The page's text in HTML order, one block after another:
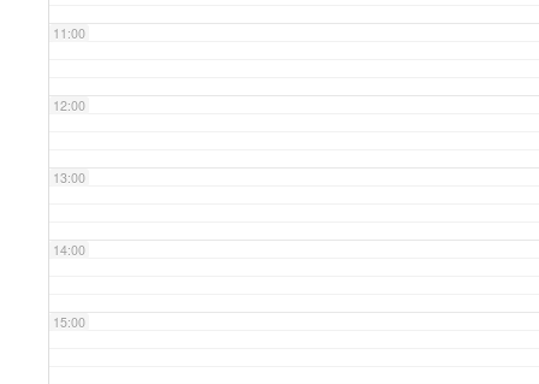
11:00
12:00
13:00
14:00
15:00